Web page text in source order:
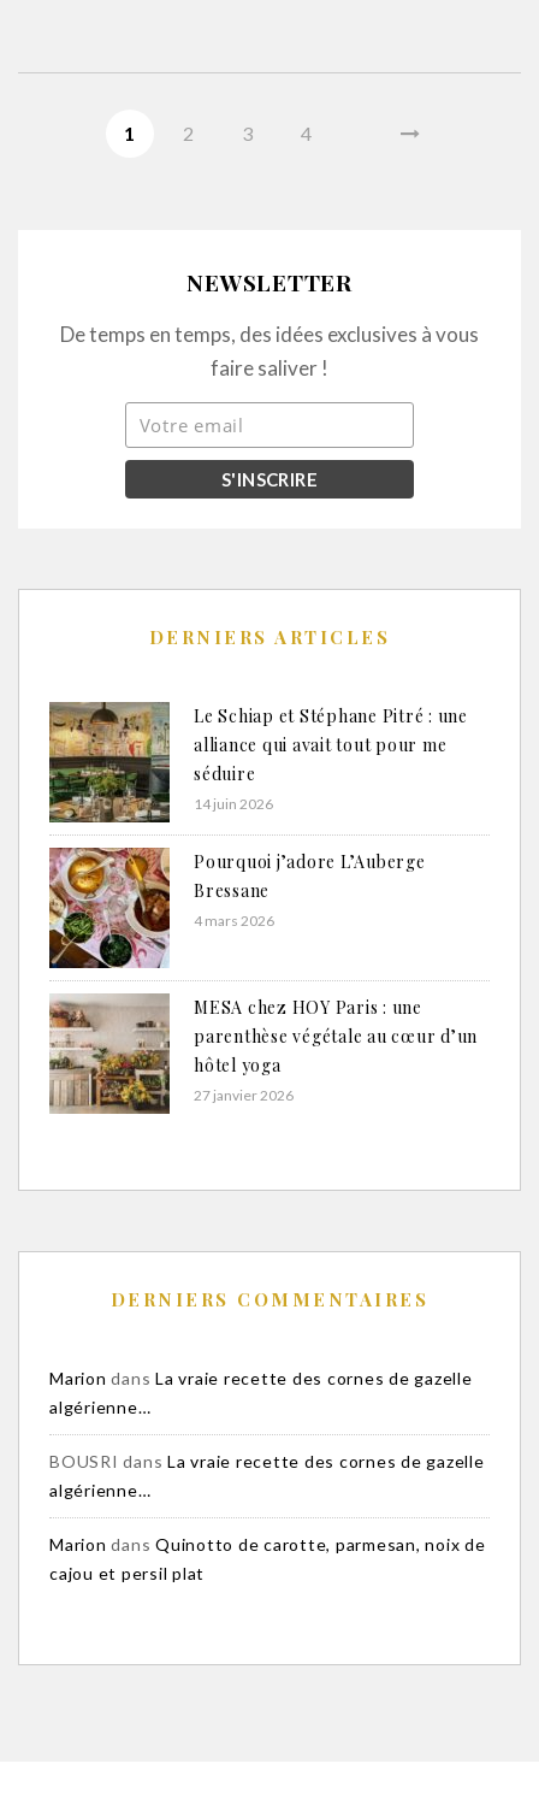
1 2 3 4
NEWSLETTER
De temps en temps, des idées exclusives à vous
faire saliver !
DERNIERS ARTICLES
Le Schiap et Stéphane Pitré : une
alliance qui avait tout pour me
séduire
14 juin 2026
Pourquoi j’adore L’Auberge
Bressane
4 mars 2026
MESA chez HOY Paris : une
parenthèse végétale au cœur d’un
hôtel yoga
27 janvier 2026
DERNIERS COMMENTAIRES
Marion dans La vraie recette des cornes de gazelle
algérienne…
BOUSRI dans La vraie recette des cornes de gazelle
algérienne…
Marion dans Quinotto de carotte, parmesan, noix de
cajou et persil plat